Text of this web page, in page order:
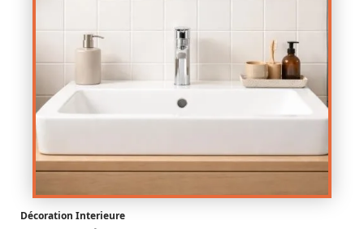
Décoration Interieure